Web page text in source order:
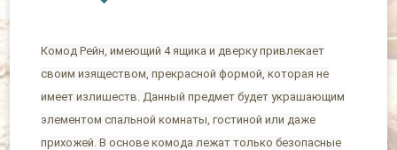
Комод Рейн, имеющий 4 ящика и дверку привлекает
своим изяществом, прекрасной формой, которая не
имеет излишеств. Данный предмет будет украшающим
элементом спальной комнаты, гостиной или даже
прихожей. В основе комода лежат только безопасные